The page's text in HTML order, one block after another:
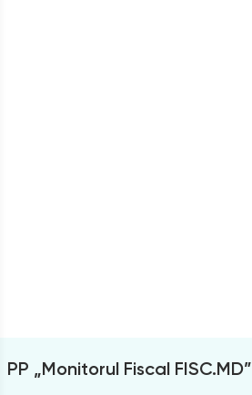
PP „Monitorul Fiscal FISC.MD”